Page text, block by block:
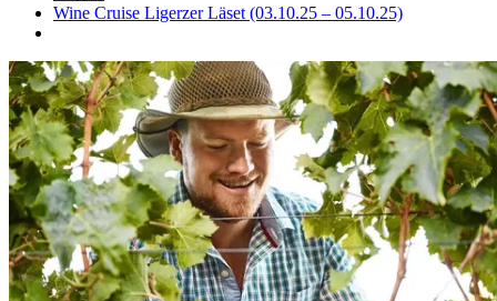
Wine Cruise Ligerzer Läset (03.10.25 – 05.10.25)